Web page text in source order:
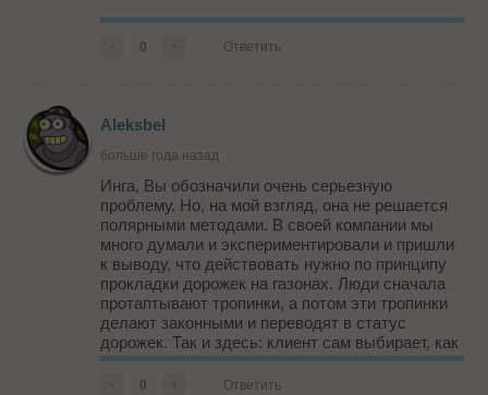
Это правда, что звонок к собственнику или ген
диру решает все проблемы гораздо быстрее.
0 Ответить
Aleksbel
больше года назад
Инга, Вы обозначили очень серьезную
проблему. Но, на мой взгляд, она не решается
полярными методами. В своей компании мы
много думали и экспериментировали и пришли
к выводу, что действовать нужно по принципу
прокладки дорожек на газонах. Люди сначала
протаптывают тропинки, а потом эти тропинки
делают законными и переводят в статус
дорожек. Так и здесь: клиент сам выбирает, как
ему комфортно и более продуктивно общаться.
Клиентский менеджер есть всегда, но при этом
0 Ответить